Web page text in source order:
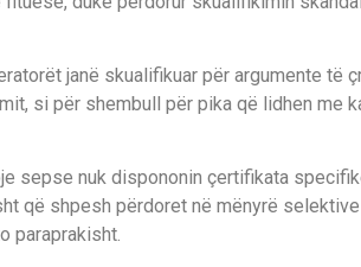
janë skualifikuar për argumente të
si për shembull për pika që lidhen me
sepse nuk dispononin çertifikata
që shpesh përdoret në mënyrë
paraprakisht.